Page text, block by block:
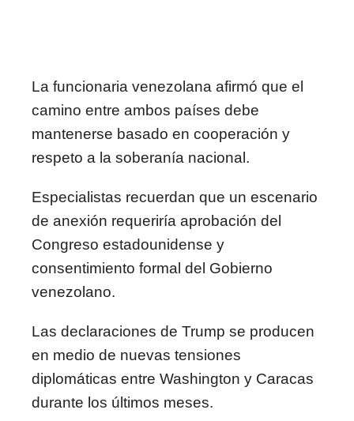
La funcionaria venezolana afirmó que el
camino entre ambos países debe
mantenerse basado en cooperación y
respeto a la soberanía nacional.
Especialistas recuerdan que un escenario
de anexión requeriría aprobación del
Congreso estadounidense y
consentimiento formal del Gobierno
venezolano.
Las declaraciones de Trump se producen
en medio de nuevas tensiones
diplomáticas entre Washington y Caracas
durante los últimos meses.